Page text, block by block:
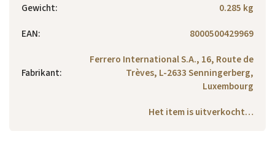
Gewicht:
0.285 kg
EAN: 8000500429969
Fabrikant:
Ferrero International S.A., 16, Route de
Trèves, L-2633 Senningerberg,
Luxembourg
Het item is uitverkocht…